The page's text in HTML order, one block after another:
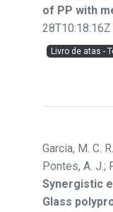
of PP with
28T10:18:16Z
Livro de atas -
Garcia, M. C.
Pontes, A. J.;
Synergistic
Glass